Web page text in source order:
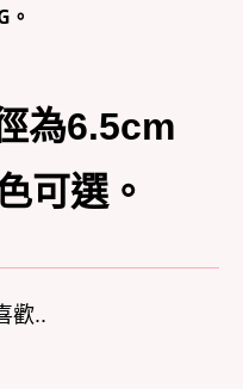
。
為6.5cm
可選。
歡..